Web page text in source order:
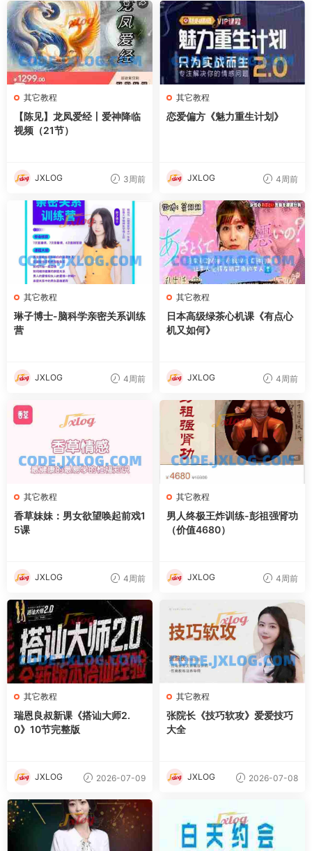
其它教程
【陈见】龙凤爱经丨爱神降临
视频（21节）
JXLOG 3周前
其它教程
恋爱偏方《魅力重生计划》
JXLOG 4周前
其它教程
琳子博士-脑科学亲密关系训练
营
JXLOG 4周前
其它教程
日本高级绿茶心机课《有点心
机又如何》
JXLOG 4周前
其它教程
香草妹妹：男女欲望唤起前戏1
5课
JXLOG 4周前
其它教程
男人终极王炸训练-彭祖强肾功
（价值4680）
JXLOG 4周前
其它教程
瑞恩良叔新课《搭讪大师2.
0》10节完整版
JXLOG 2026-07-09
其它教程
张院长《技巧软攻》爱爱技巧
大全
JXLOG 2026-07-08